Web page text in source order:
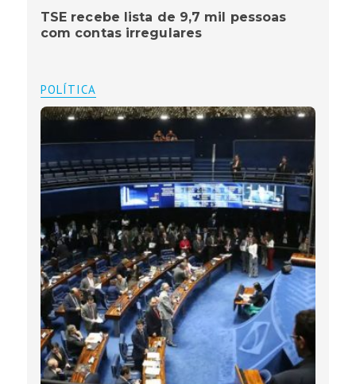
TSE recebe lista de 9,7 mil pessoas
com contas irregulares
POLÍTICA